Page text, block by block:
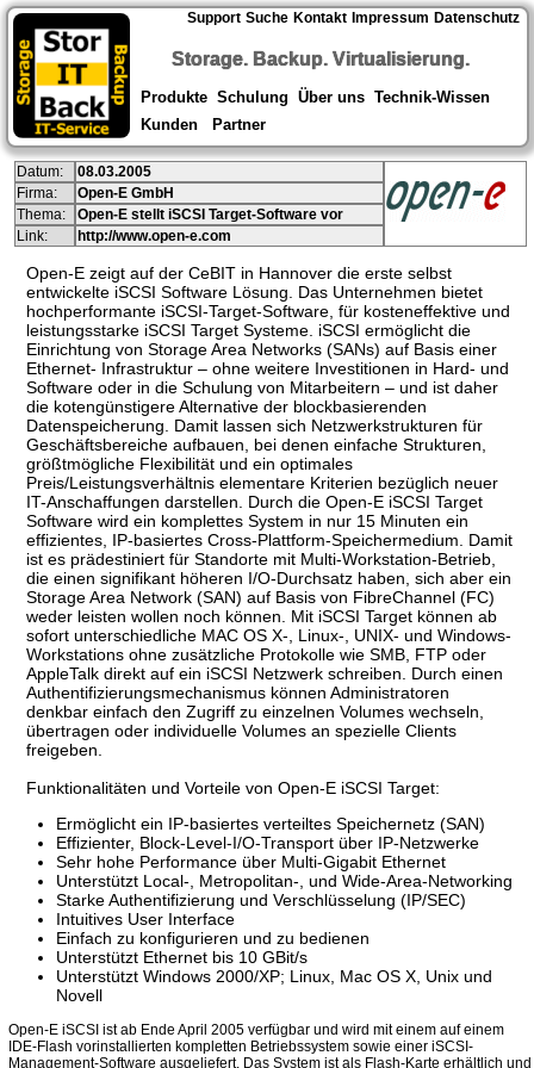
Support Suche Kontakt Impressum Datenschutz
Storage. Backup. Virtualisierung.
Produkte Schulung Über uns Technik-Wissen
Kunden
Partner
Datum:
08.03.2005
Firma:
Open-E GmbH
Thema:
Open-E stellt iSCSI Target-Software vor
Link:
http://www.open-e.com
Open-E zeigt auf der CeBIT in Hannover die erste selbst
entwickelte iSCSI Software Lösung. Das Unternehmen bietet
hochperformante iSCSI-Target-Software, für kosteneffektive und
leistungsstarke iSCSI Target Systeme. iSCSI ermöglicht die
Einrichtung von Storage Area Networks (SANs) auf Basis einer
Ethernet- Infrastruktur – ohne weitere Investitionen in Hard- und
Software oder in die Schulung von Mitarbeitern – und ist daher
die kotengünstigere Alternative der blockbasierenden
Datenspeicherung. Damit lassen sich Netzwerkstrukturen für
Geschäftsbereiche aufbauen, bei denen einfache Strukturen,
größtmögliche Flexibilität und ein optimales
Preis/Leistungsverhältnis elementare Kriterien bezüglich neuer
IT-Anschaffungen darstellen. Durch die Open-E iSCSI Target
Software wird ein komplettes System in nur 15 Minuten ein
effizientes, IP-basiertes Cross-Plattform-Speichermedium. Damit
ist es prädestiniert für Standorte mit Multi-Workstation-Betrieb,
die einen signifikant höheren I/O-Durchsatz haben, sich aber ein
Storage Area Network (SAN) auf Basis von FibreChannel (FC)
weder leisten wollen noch können. Mit iSCSI Target können ab
sofort unterschiedliche MAC OS X-, Linux-, UNIX- und Windows-
Workstations ohne zusätzliche Protokolle wie SMB, FTP oder
AppleTalk direkt auf ein iSCSI Netzwerk schreiben. Durch einen
Authentifizierungsmechanismus können Administratoren
denkbar einfach den Zugriff zu einzelnen Volumes wechseln,
übertragen oder individuelle Volumes an spezielle Clients
freigeben.
Funktionalitäten und Vorteile von Open-E iSCSI Target:
Ermöglicht ein IP-basiertes verteiltes Speichernetz (SAN)
Effizienter, Block-Level-I/O-Transport über IP-Netzwerke
Sehr hohe Performance über Multi-Gigabit Ethernet
Unterstützt Local-, Metropolitan-, und Wide-Area-Networking
Starke Authentifizierung und Verschlüsselung (IP/SEC)
Intuitives User Interface
Einfach zu konfigurieren und zu bedienen
Unterstützt Ethernet bis 10 GBit/s
Unterstützt Windows 2000/XP; Linux, Mac OS X, Unix und
Novell
Open-E iSCSI ist ab Ende April 2005 verfügbar und wird mit einem auf einem
IDE-Flash vorinstallierten kompletten Betriebssystem sowie einer iSCSI-
Management-Software ausgeliefert. Das System ist als Flash-Karte erhältlich und